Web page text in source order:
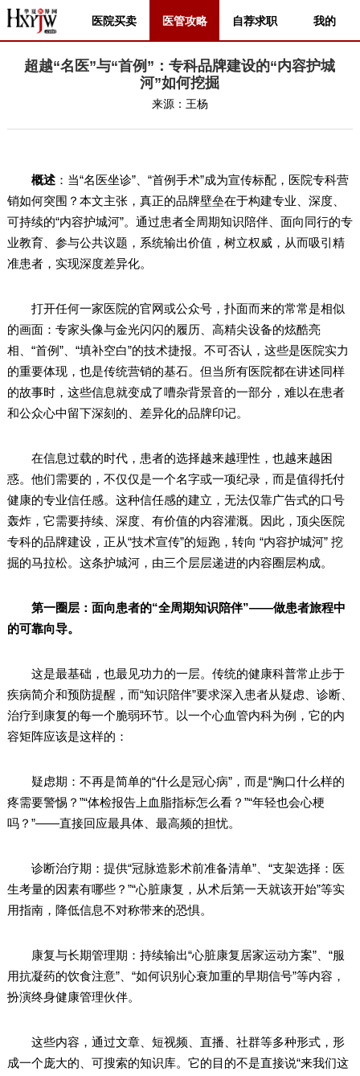
医院买卖 医管攻略 自荐求职 我的
超越“名医”与“首例”：专科品牌建设的“内容护城
河”如何挖掘
来源： 王杨
概述：当“名医坐诊”、“首例手术”成为宣传标配，医院专科营
销如何突围？本文主张，真正的品牌壁垒在于构建专业、深度、
可持续的“内容护城河”。通过患者全周期知识陪伴、面向同行的专
业教育、参与公共议题，系统输出价值，树立权威，从而吸引精
准患者，实现深度差异化。
打开任何一家医院的官网或公众号，扑面而来的常常是相似
的画面：专家头像与金光闪闪的履历、高精尖设备的炫酷亮
相、“首例”、“填补空白”的技术捷报。不可否认，这些是医院实力
的重要体现，也是传统营销的基石。但当所有医院都在讲述同样
的故事时，这些信息就变成了嘈杂背景音的一部分，难以在患者
和公众心中留下深刻的、差异化的品牌印记。
在信息过载的时代，患者的选择越来越理性，也越来越困
惑。他们需要的，不仅仅是一个名字或一项纪录，而是值得托付
健康的专业信任感。这种信任感的建立，无法仅靠广告式的口号
轰炸，它需要持续、深度、有价值的内容灌溉。因此，顶尖医院
专科的品牌建设，正从“技术宣传”的短跑，转向 “内容护城河” 挖
掘的马拉松。这条护城河，由三个层层递进的内容圈层构成。
第一圈层：面向患者的“全周期知识陪伴”——做患者旅程中
的可靠向导。
这是最基础，也最见功力的一层。传统的健康科普常止步于
疾病简介和预防提醒，而“知识陪伴”要求深入患者从疑虑、诊断、
治疗到康复的每一个脆弱环节。以一个心血管内科为例，它的内
容矩阵应该是这样的：
疑虑期：不再是简单的“什么是冠心病”，而是“胸口什么样的
疼需要警惕？”“体检报告上血脂指标怎么看？”“年轻也会心梗
吗？”——直接回应最具体、最高频的担忧。
诊断治疗期：提供“冠脉造影术前准备清单”、“支架选择：医
生考量的因素有哪些？”“心脏康复，从术后第一天就该开始”等实
用指南，降低信息不对称带来的恐惧。
康复与长期管理期：持续输出“心脏康复居家运动方案”、“服
用抗凝药的饮食注意”、“如何识别心衰加重的早期信号”等内容，
扮演终身健康管理伙伴。
这些内容，通过文章、短视频、直播、社群等多种形式，形
成一个庞大的、可搜索的知识库。它的目的不是直接说“来我们这